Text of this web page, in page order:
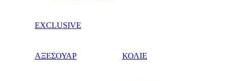
EXCLUSIVE
ΑΞΕΣΟΥΑΡ ΚΟΛΙΕ